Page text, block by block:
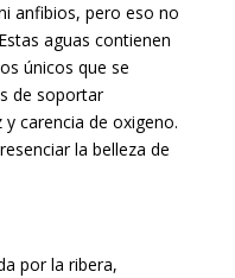
anfibios, pero eso no
aguas contienen
únicos que se
de soportar
carencia de oxigeno.
la belleza de
por la ribera,